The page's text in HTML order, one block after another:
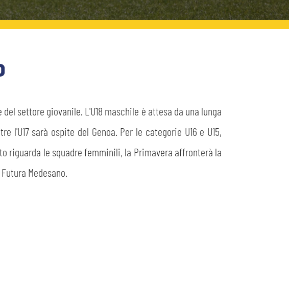
settore giovanile. L'U18 maschile è attesa da una lunga
sarà ospite del Genoa. Per le categorie U16 e U15,
riguarda le squadre femminili, la Primavera affronterà la
Medesano.